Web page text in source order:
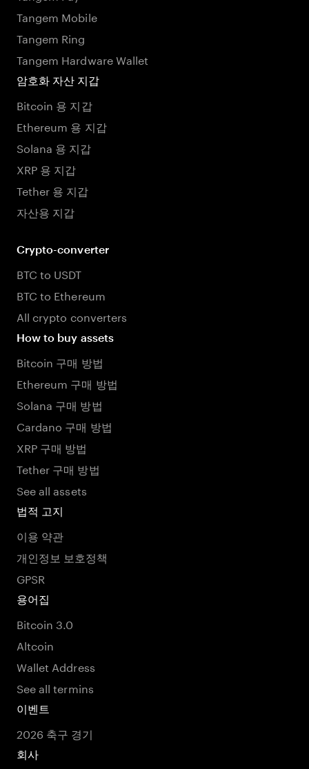
Tangem Mobile
Tangem Ring
Tangem Hardware Wallet
암호화 자산 지갑
Bitcoin 용 지갑
Ethereum 용 지갑
Solana 용 지갑
XRP 용 지갑
Tether 용 지갑
자산용 지갑
Crypto-converter
BTC to USDT
BTC to Ethereum
All crypto converters
How to buy assets
Bitcoin 구매 방법
Ethereum 구매 방법
Solana 구매 방법
Cardano 구매 방법
XRP 구매 방법
Tether 구매 방법
See all assets
법적 고지
이용 약관
개인정보 보호정책
GPSR
용어집
Bitcoin 3.0
Altcoin
Wallet Address
See all termins
이벤트
2026 축구 경기
회사